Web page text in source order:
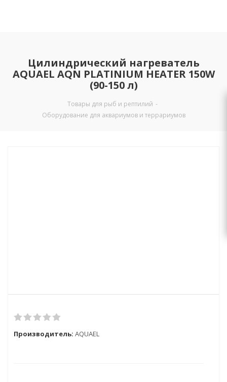
Цилиндрический нагреватель
AQUAEL AQN PLATINIUM HEATER 150W
(90-150 л)
Товары для рыб и рептилий -
Оборудование для аквариумов и террариумов
Производитель: AQUAEL